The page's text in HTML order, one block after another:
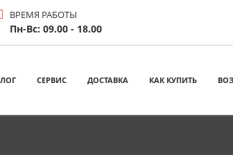
ВРЕМЯ РАБОТЫ
Пн-Вс: 09.00 - 18.00
СЕРВИС ДОСТАВКА КАК КУПИТЬ